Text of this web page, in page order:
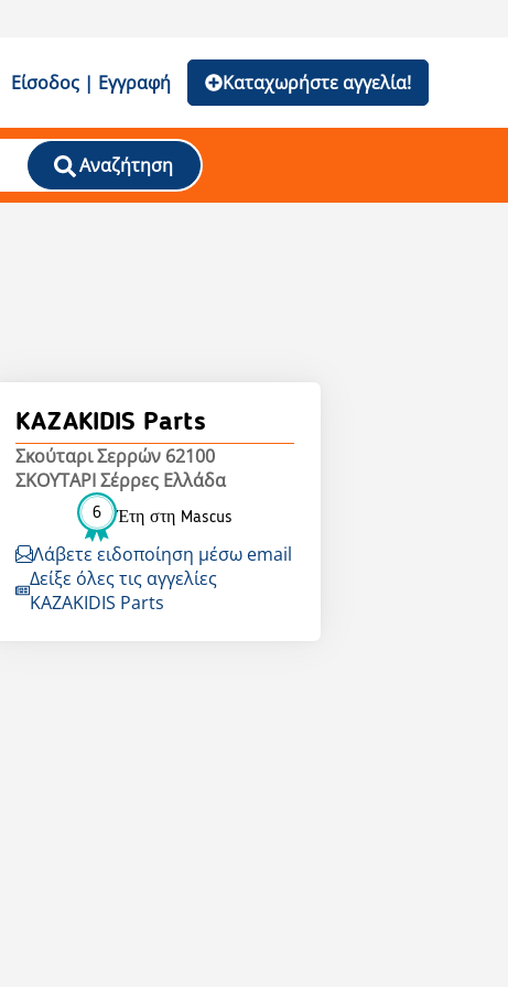
Είσοδος | Εγγραφή Καταχωρήστε αγγελία!
Αναζήτηση
KAZAKIDIS Parts
Σκούταρι Σερρών 62100
ΣΚΟΥΤΑΡΙ Σέρρες Ελλάδα
6 Έτη στη Mascus
Λάβετε ειδοποίηση μέσω email
Δείξε όλες τις αγγελίες
KAZAKIDIS Parts